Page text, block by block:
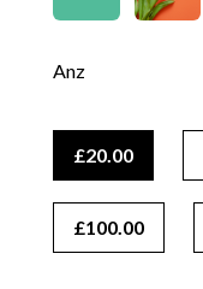
Anz
£20.00
£100.00